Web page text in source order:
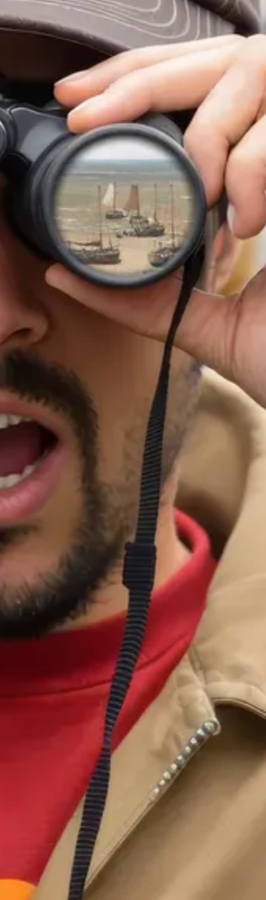
SHOP
STEUN
DONEER
social media) in staat om doelgerichter informatie te kunnen
aanbieden.
Als u onderdelen uitzet, werken sommige functies binnen de
website wellicht niet of niet goed. U kunt uw voorkeuren
voor het plaatsen van cookies altijd nog aanpassen.
MEER INFORMATIE
ACCEPTEER ALLES VOORKEUREN OPSLAAN